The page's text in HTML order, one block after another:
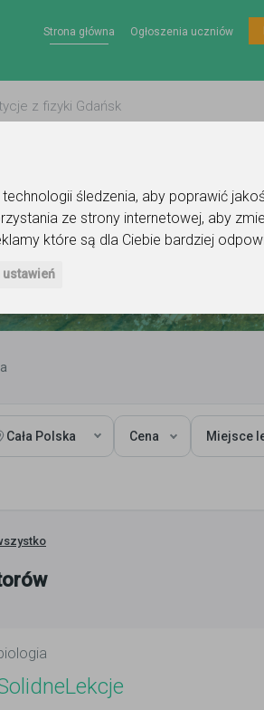
śledzenia, aby poprawić
ze strony internetowej, aby
które są dla Ciebie bardziej
Strona główna Ogłoszenia uczniów
Cała Polska Cena Miejsce